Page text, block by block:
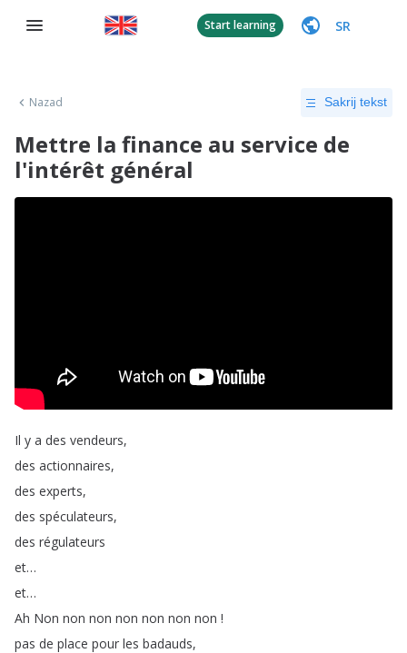
Start learning SR
Nazad Sakrij tekst
Mettre la finance au service de
l'intérêt général
Il y a des vendeurs,
des actionnaires,
des experts,
des spéculateurs,
des régulateurs
et…
et…
Ah Non non non non non non non !
pas de place pour les badauds,